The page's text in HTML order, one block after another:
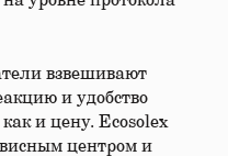
взвешивают
и удобство
и цену. Ecosolex
центром и